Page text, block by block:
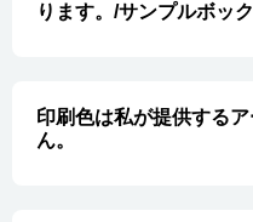
ります。/サンプルボッ
印刷色は私が提供する
ん。